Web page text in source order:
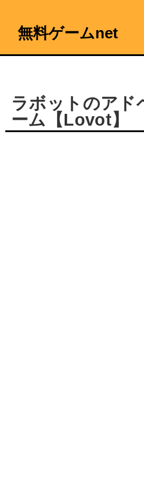
無料ゲームnet
ラボットのアド
ーム【Lovot】